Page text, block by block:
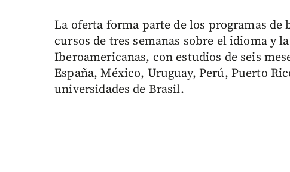
La oferta forma parte de los programas de
cursos de tres semanas sobre el idioma y
Iberoamericanas, con estudios de seis
España, México, Uruguay, Perú, Puerto
universidades de Brasil.